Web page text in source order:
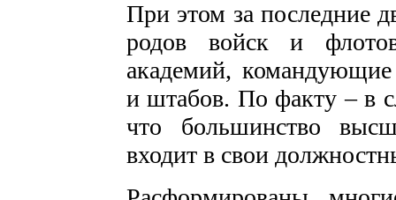
При этом за последние
родов войск и
академий, командующие
и штабов. По факту – в
что большинство
входит в свои